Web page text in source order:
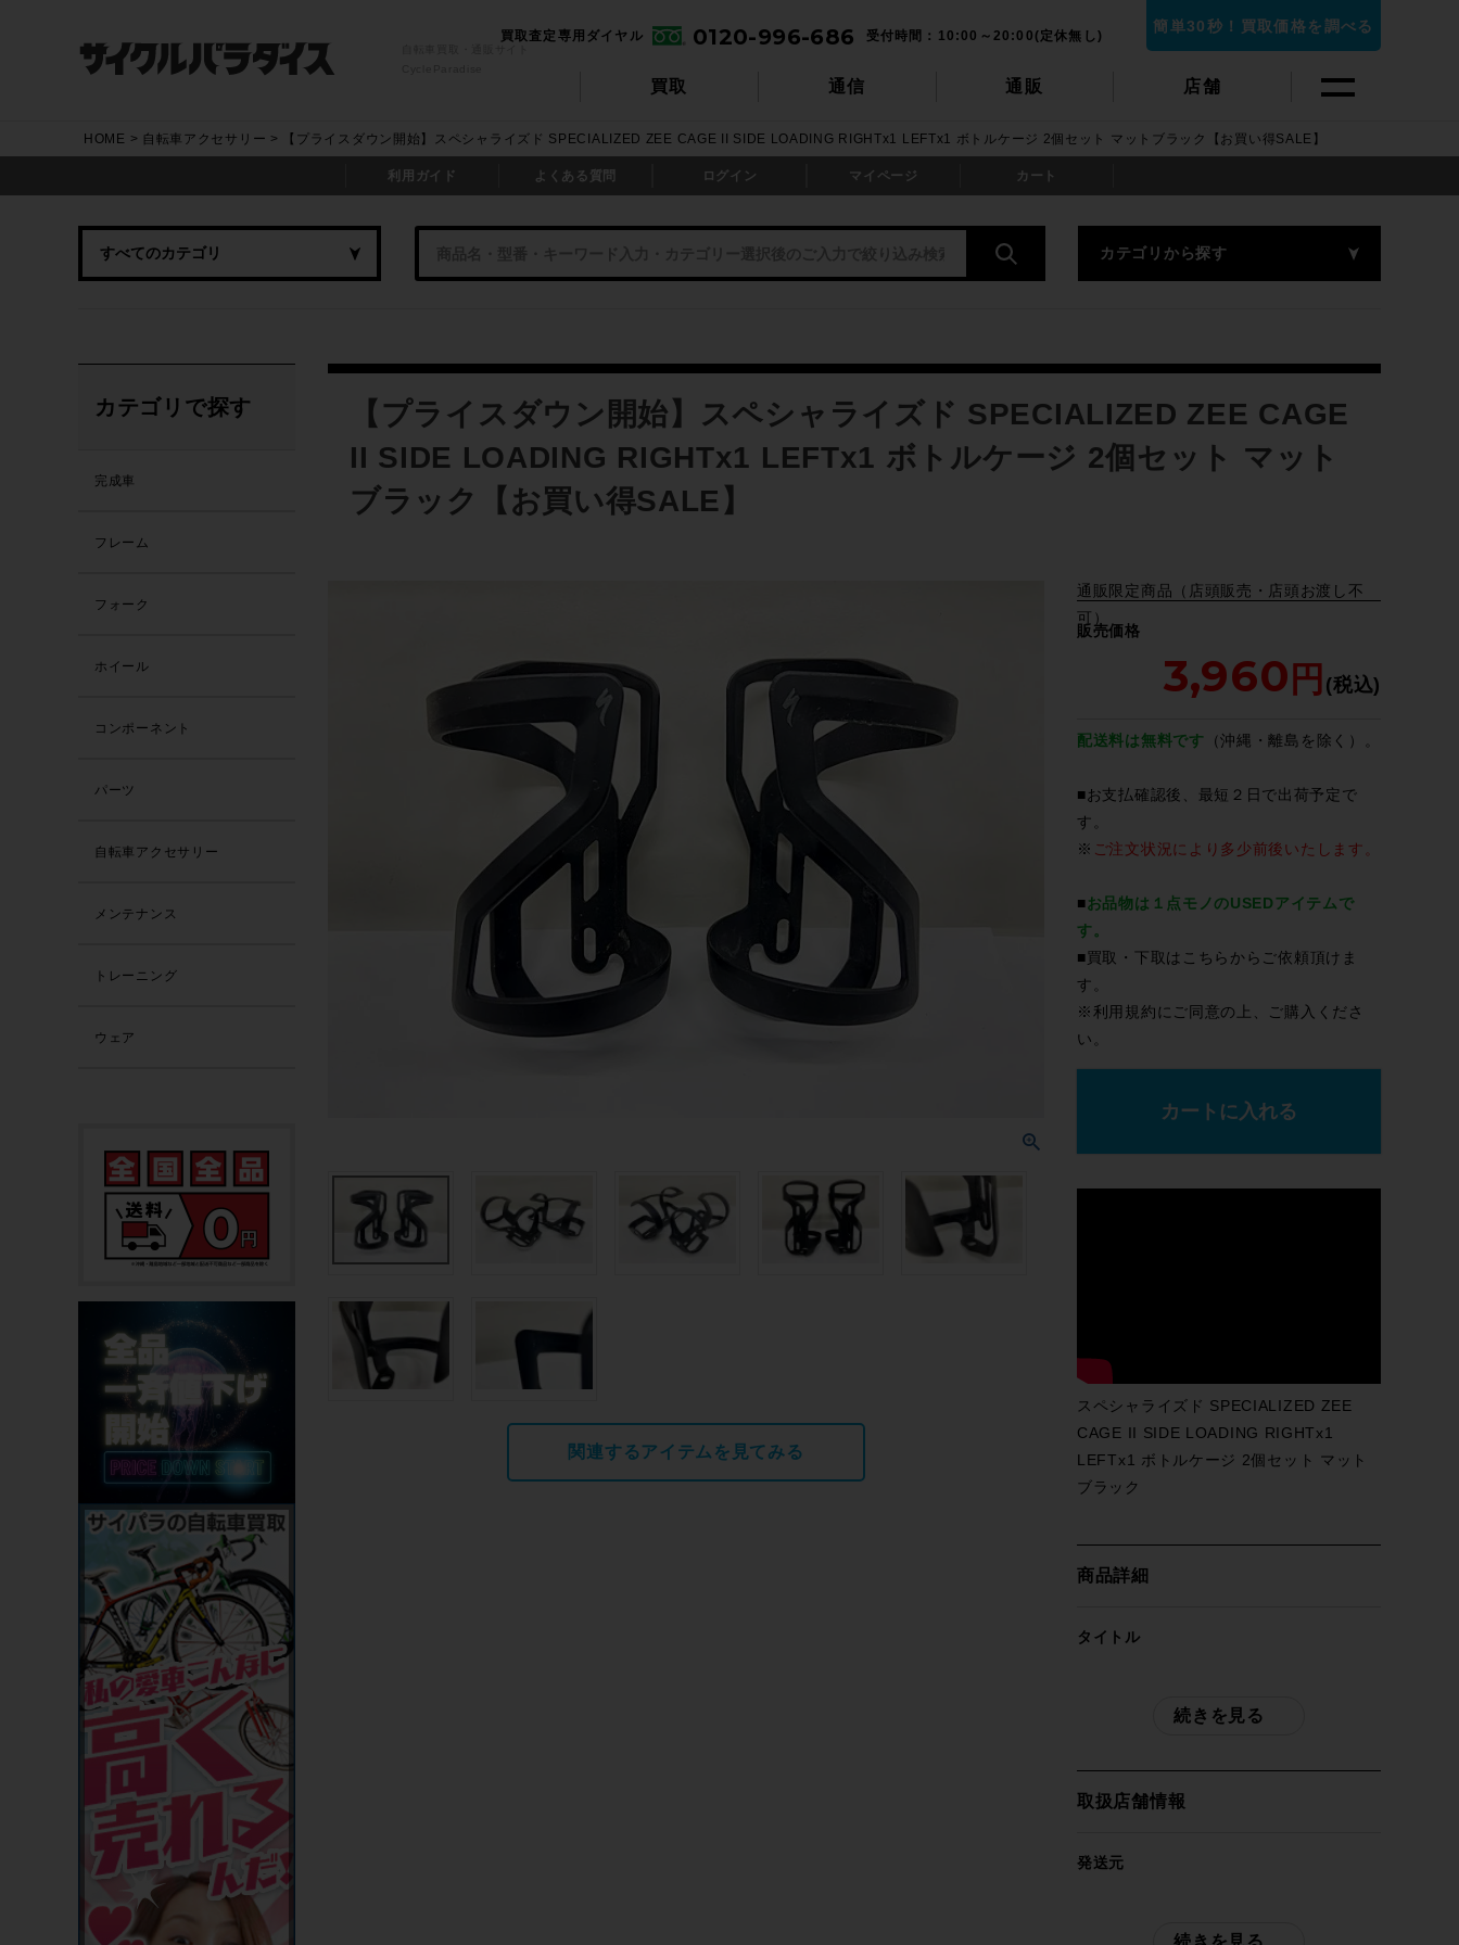
買取 通信 通販 店舗
買取査定専用ダイヤル 0120-996-686 受付時間：10:00～20:00(定休無し)
簡単30秒！買取価格を調べる
HOME 自転車アクセサリー 【プライスダウン開始】スペシャライズド SPECIALIZED ZEE CAGE II SIDE LOADING RIGHTx1 LEFTx1 ボトルケージ 2個セット マットブラック【お買い得SALE】
利用ガイド よくある質問 ログイン マイページ カート
カテゴリから探す
【プライスダウン開始】スペシャライズド SPECIALIZED ZEE CAGE
II SIDE LOADING RIGHTx1 LEFTx1 ボトルケージ 2個セット マット
ブラック【お買い得SALE】
関連するアイテムを見てみる
販売価格
3,960
通販限定商品（店頭販売・店頭お渡し不
可）
配送料は無料です （沖縄・離島を除く）。
■お支払確認後、最短２日で出荷予定で
す。
※ ご注文状況により多少前後いたします。
■お品物は１点モノのUSEDアイテムで
す。
■買取・下取は こちら からご依頼頂けま
す。
※利用規約にご同意の上、ご購入くださ
い。
カートに入れる
スペシャライズド SPECIALIZED ZEE
CAGE II SIDE LOADING RIGHTx1
LEFTx1 ボトルケージ 2個セット マット
ブラック
商品詳細
タイトル
LEFTx1 ボトルケージ 2個セット マット
商品種類
続きを見る
取扱店舗情報
発送元
続きを見る
カテゴリで探す
完成車
フレーム
フォーク
ホイール
コンポーネント
パーツ
自転車アクセサリー
メンテナンス
トレーニング
ウェア